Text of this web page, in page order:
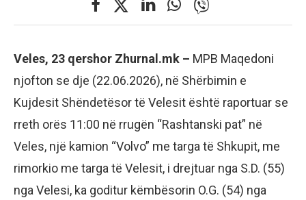
Veles, 23 qershor Zhurnal.mk – MPB Maqedoni
njofton se dje (22.06.2026), në Shërbimin e
Kujdesit Shëndetësor të Velesit është raportuar se
rreth orës 11:00 në rrugën “Rashtanski pat” në
Veles, një kamion “Volvo” me targa të Shkupit, me
rimorkio me targa të Velesit, i drejtuar nga S.D. (55)
nga Velesi, ka goditur këmbësorin O.G. (54) nga